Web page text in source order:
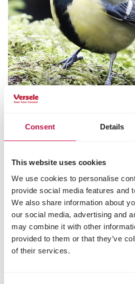
Consent Details
This website uses cookies
We use cookies to personalise
provide social media features and
We also share information about
our social media, advertising and
may combine it with other
provided to them or that they’ve
of their services.
VOEDING
Mag je vogels het hele